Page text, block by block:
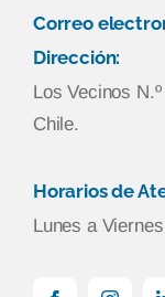
Correo
Dirección:
Los Vecinos
Chile.
Horarios de
Lunes a